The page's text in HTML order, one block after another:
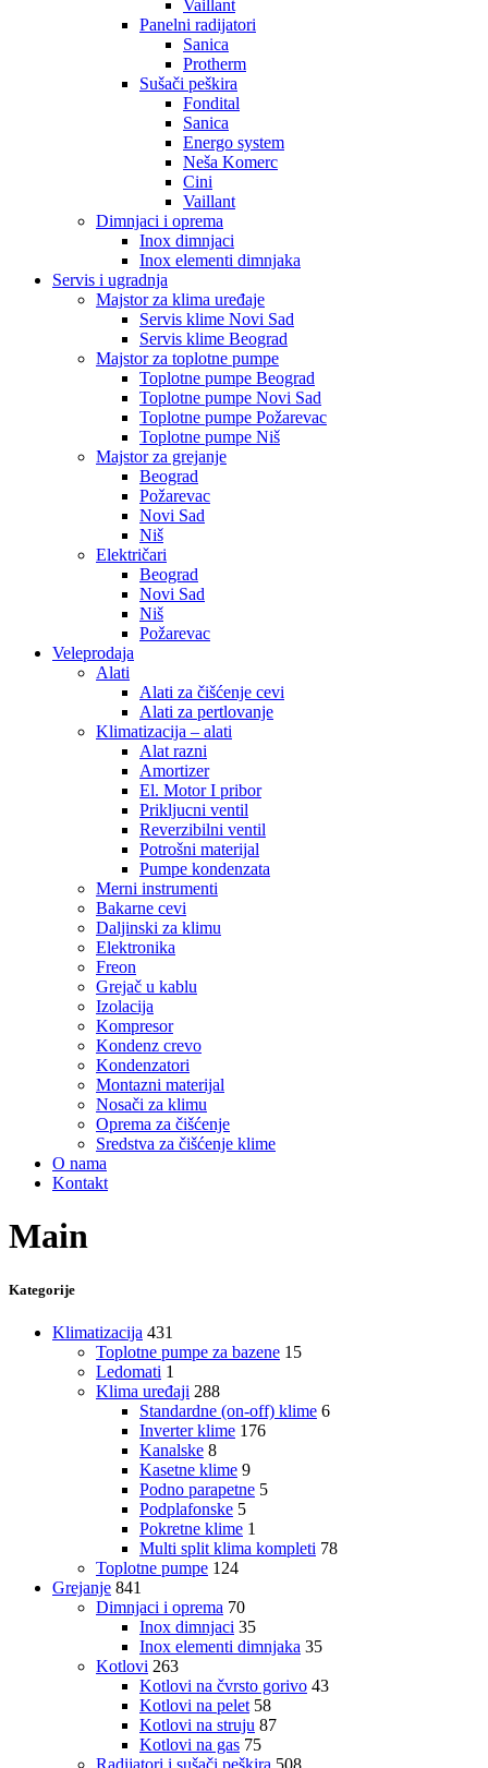
Vaillant
Panelni radijatori
Sanica
Protherm
Sušači peškira
Fondital
Sanica
Energo system
Neša Komerc
Cini
Vaillant
Dimnjaci i oprema
Inox dimnjaci
Inox elementi dimnjaka
Servis i ugradnja
Majstor za klima uređaje
Servis klime Novi Sad
Servis klime Beograd
Majstor za toplotne pumpe
Toplotne pumpe Beograd
Toplotne pumpe Novi Sad
Toplotne pumpe Požarevac
Toplotne pumpe Niš
Majstor za grejanje
Beograd
Požarevac
Novi Sad
Niš
Električari
Beograd
Novi Sad
Niš
Požarevac
Veleprodaja
Alati
Alati za čišćenje cevi
Alati za pertlovanje
Klimatizacija – alati
Alat razni
Amortizer
El. Motor I pribor
Prikljucni ventil
Reverzibilni ventil
Potrošni materijal
Pumpe kondenzata
Merni instrumenti
Bakarne cevi
Daljinski za klimu
Elektronika
Freon
Grejač u kablu
Izolacija
Kompresor
Kondenz crevo
Kondenzatori
Montazni materijal
Nosači za klimu
Oprema za čišćenje
Sredstva za čišćenje klime
O nama
Kontakt
Main
Kategorije
Klimatizacija 431
Toplotne pumpe za bazene 15
Ledomati 1
Klima uređaji 288
Standardne (on-off) klime 6
Inverter klime 176
Kanalske 8
Kasetne klime 9
Podno parapetne 5
Podplafonske 5
Pokretne klime 1
Multi split klima kompleti 78
Toplotne pumpe 124
Grejanje 841
Dimnjaci i oprema 70
Inox dimnjaci 35
Inox elementi dimnjaka 35
Kotlovi 263
Kotlovi na čvrsto gorivo 43
Kotlovi na pelet 58
Kotlovi na struju 87
Kotlovi na gas 75
Radijatori i sušači peškira 508